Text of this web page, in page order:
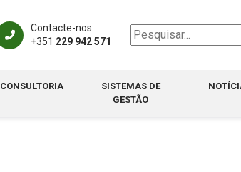
Contacte-nos
+351 229 942 571
CONSULTORIA
SISTEMAS DE
GESTÃO